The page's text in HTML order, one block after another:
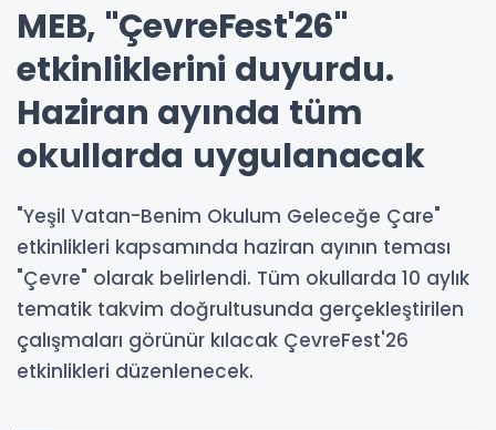
MEB, ''ÇevreFest'26''
etkinliklerini duyurdu.
Haziran ayında tüm
okullarda uygulanacak
"Yeşil Vatan-Benim Okulum Geleceğe Çare"
etkinlikleri kapsamında haziran ayının teması
"Çevre" olarak belirlendi. Tüm okullarda 10 aylık
tematik takvim doğrultusunda gerçekleştirilen
çalışmaları görünür kılacak ÇevreFest'26
etkinlikleri düzenlenecek.